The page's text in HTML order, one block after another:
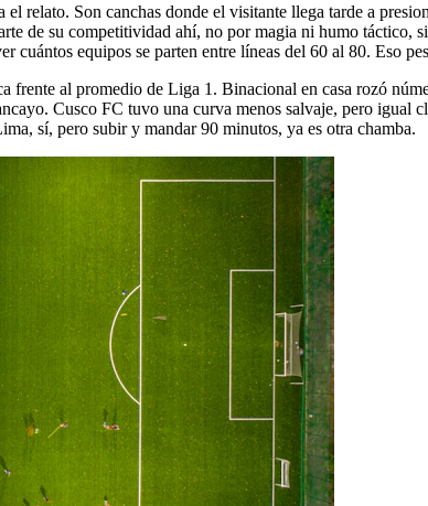
relato. Son canchas donde el visitante llega tarde a
de su competitividad ahí, no por magia ni humo táctico,
cuántos equipos se parten entre líneas del 60 al 80. Eso
al promedio de Liga 1. Binacional en casa rozó
Cusco FC tuvo una curva menos salvaje, pero igual
sí, pero subir y mandar 90 minutos, ya es otra chamba.